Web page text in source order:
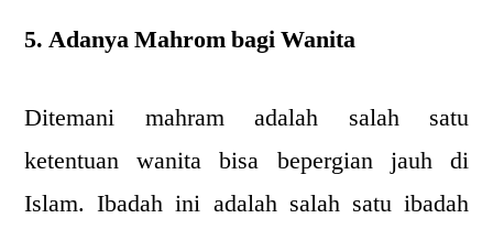
5. Adanya Mahrom bagi Wanita
Ditemani mahram adalah salah satu
ketentuan wanita bisa bepergian jauh di
Islam. Ibadah ini adalah salah satu ibadah